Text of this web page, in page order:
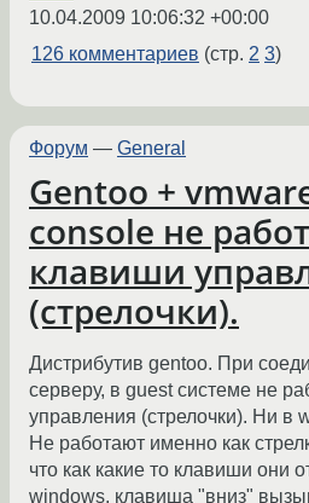
10.04.2009 10:06:32 +00:00
126 комментариев (стр. 2 3)
Форум — General
Gentoo +
console не
клавиши
(стрелочки).
Дистрибутив gentoo. При
серверу, в guest системе не
управления (стрелочки). Ни в
Не работают именно как
что как какие то клавиши они
windows, клавиша "вниз"